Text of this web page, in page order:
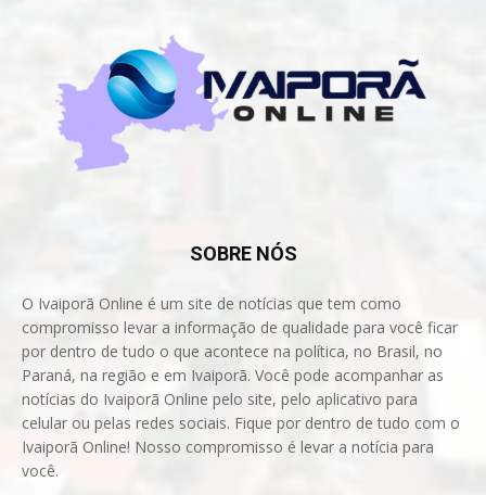
SOBRE NÓS
O Ivaiporã Online é um site de notícias que tem como
compromisso levar a informação de qualidade para você ficar
por dentro de tudo o que acontece na política, no Brasil, no
Paraná, na região e em Ivaiporã. Você pode acompanhar as
notícias do Ivaiporã Online pelo site, pelo aplicativo para
celular ou pelas redes sociais. Fique por dentro de tudo com o
Ivaiporã Online! Nosso compromisso é levar a notícia para
você.